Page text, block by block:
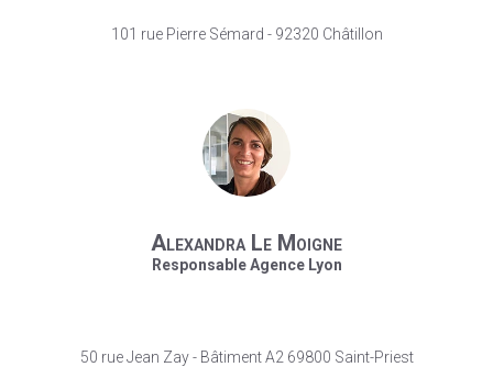
101 rue Pierre Sémard - 92320 Châtillon
Alexandra Le Moigne
Responsable Agence Lyon
50 rue Jean Zay - Bâtiment A2 69800 Saint-Priest